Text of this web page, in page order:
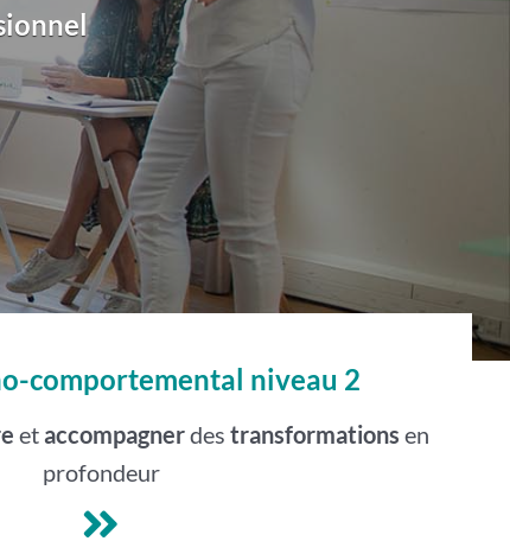
comportemental niveau 2
etaccompagnerdestransformations en
profondeur